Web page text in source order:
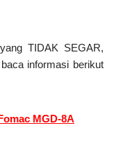
TIDAK SEGAR,
informasi berikut
MGD-8A